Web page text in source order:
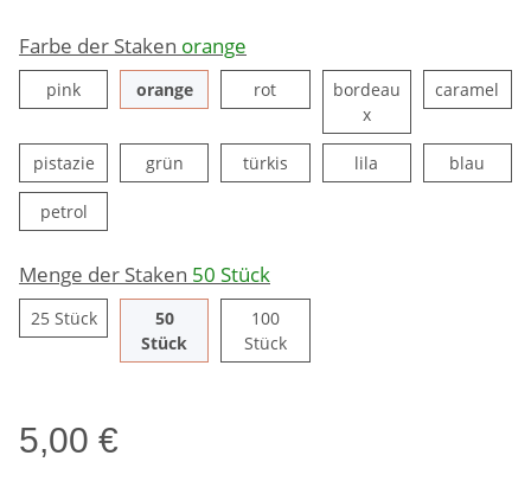
Farbe der Staken orange
pinkpink orangeorange rotrot
bordeau
xbordeaux
caramel
pistaziepistaziegrüngrün türkistürkis lila blau
petrolpetrol
Menge der Staken 50 Stück
25 Stück25 Stück50
Stück50 Stück
100
Stück100 Stück
5,00 €